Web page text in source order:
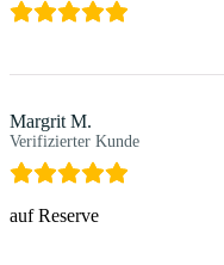
Margrit M.
Verifizierter Kunde
auf Reserve